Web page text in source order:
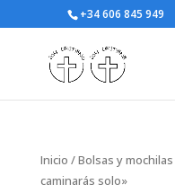
+34 606 845 949
Inicio /Bolsas y mochilas
caminarás solo»